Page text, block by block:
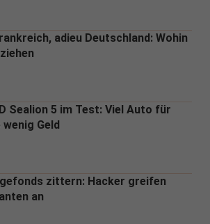
adieu Deutschland: Wohin
Sealion 5 im Test: Viel Auto für
Geld
zittern: Hacker greifen
an